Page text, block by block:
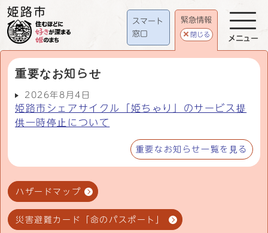
スマート
窓口
緊急情報
閉じる
重要なお知らせ
2026年8月4日
姫路市シェアサイクル「姫ちゃり」のサービス提
供一時停止について
重要なお知らせ一覧を見る
ハザードマップ
災害避難カード「命のパスポート」
メニュー